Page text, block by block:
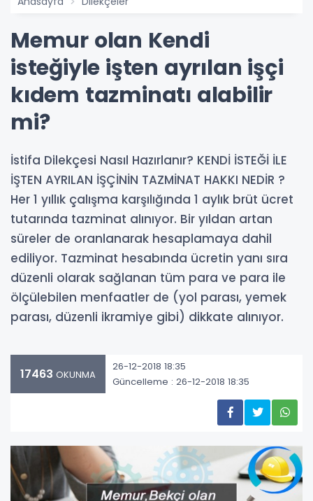
Memur olan Kendi
isteğiyle işten ayrılan işçi
kıdem tazminatı alabilir
mi?
İstifa Dilekçesi Nasıl Hazırlanır? KENDİ İSTEĞİ İLE
İŞTEN AYRILAN İŞÇİNİN TAZMİNAT HAKKI NEDİR ?
Her 1 yıllık çalışma karşılığında 1 aylık brüt ücret
tutarında tazminat alınıyor. Bir yıldan artan
süreler de oranlanarak hesaplamaya dahil
ediliyor. Tazminat hesabında ücretin yanı sıra
düzenli olarak sağlanan tüm para ve para ile
ölçülebilen menfaatler de (yol parası, yemek
parası, düzenli ikramiye gibi) dikkate alınıyor.
17463 OKUNMA
26-12-2018 18:35
Güncelleme : 26-12-2018 18:35